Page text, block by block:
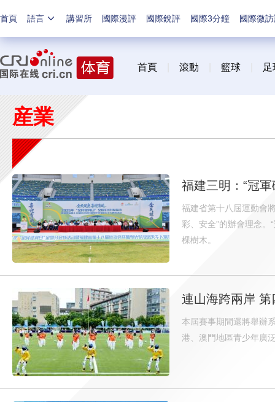
首頁 語言 講習所 國際漫評 國際銳評 國際3分鐘 國際微
首頁 滾動 籃球 足
産業
福建三明：“冠
福建省第十八屆運動會
彩、安全”的辦會理念
棵樹木。
連山海跨兩岸 第
本屆賽事期間還將舉辦
港、澳門地區青少年廣